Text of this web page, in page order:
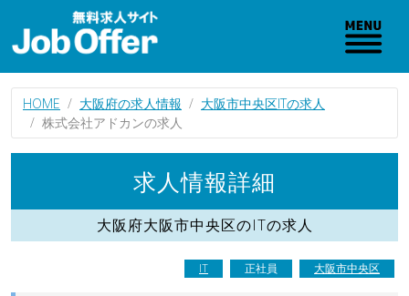
HOME 大阪府の求人情報
大阪市中央区ITの求人
株式会社アドカンの求人
求人情報詳細
大阪府大阪市中央区のITの求人
IT 正社員 大阪市中央区